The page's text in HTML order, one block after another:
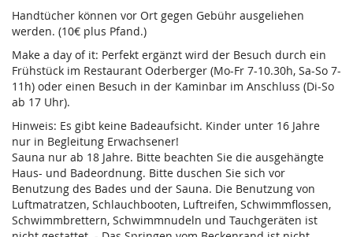
Handtücher können vor Ort gegen Gebühr ausgeliehen
werden. (10€ plus Pfand.)
Make a day of it: Perfekt ergänzt wird der Besuch durch ein
Frühstück im Restaurant Oderberger (Mo-Fr 7-10.30h, Sa-So 7-
11h) oder einen Besuch in der Kaminbar im Anschluss (Di-So
ab 17 Uhr).
Hinweis: Es gibt keine Badeaufsicht. Kinder unter 16 Jahre
nur in Begleitung Erwachsener!
Sauna nur ab 18 Jahre. Bitte beachten Sie die ausgehängte
Haus- und Badeordnung. Bitte duschen Sie sich vor
Benutzung des Bades und der Sauna. Die Benutzung von
Luftmatratzen, Schlauchbooten, Luftreifen, Schwimmflossen,
Schwimmbrettern, Schwimmnudeln und Tauchgeräten ist